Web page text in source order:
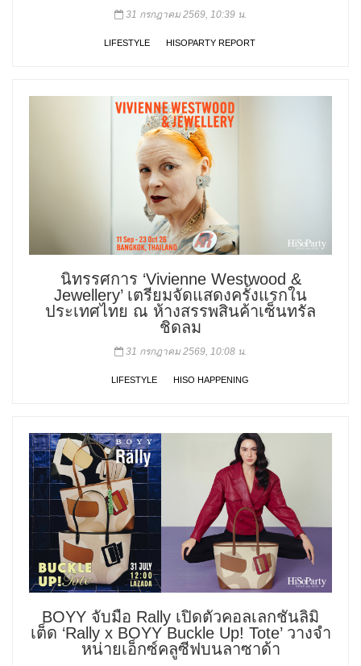
31 กรกฎาคม 2569, 10:39 น.
LIFESTYLE HISOPARTY REPORT
นิทรรศการ ‘Vivienne Westwood &
Jewellery’ เตรียมจัดแสดงครั้งแรกใน
ประเทศไทย ณ ห้างสรรพสินค้าเซ็นทรัล
ชิดลม
31 กรกฎาคม 2569, 10:08 น.
LIFESTYLE HISO HAPPENING
BOYY จับมือ Rally เปิดตัวคอลเลกชันลิมิ
เต็ด ‘Rally x BOYY Buckle Up! Tote’ วางจำ
หน่ายเอ็กซ์คลูซีฟบนลาซาด้า